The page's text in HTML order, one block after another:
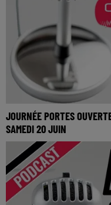
JOURNÉE PORTES
SAMEDI 20 JUIN
Journée portes ouvertes
Samedi 20 Juin